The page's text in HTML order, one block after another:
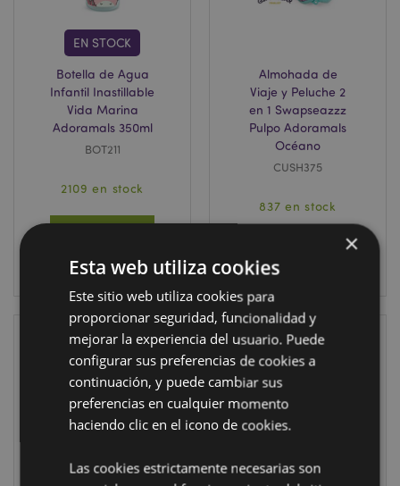
EN STOCK
Botella de Agua
Infantil Inastillable
Vida Marina
Adoramals 350ml
BOT211
2109 en stock
Almohada de
Viaje y Peluche 2
en 1 Swapseazzz
Pulpo Adoramals
Océano
CUSH375
837 en stock
SESIÓN
×
Esta web utiliza cookies
Este sitio web utiliza cookies para
proporcionar seguridad, funcionalidad y
mejorar la experiencia del usuario. Puede
configurar sus preferencias de cookies a
continuación, y puede cambiar sus
preferencias en cualquier momento
haciendo clic en el icono de cookies.
Las cookies estrictamente necesarias son